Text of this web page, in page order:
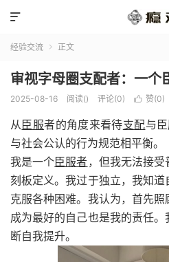

经验交流  正文
审视字母圈支配者：一个
2025-08-16 阅读() 评论(0)  赞(0)
从 臣服者的角度来看待支配与
与社会公认的行为规范相平衡。
我是一个臣服者，但我无法接
刻板定义。我过于独立，我知
克服各种困难。我认为，首先
成为最好的自己也是我的责任
断自我提升。